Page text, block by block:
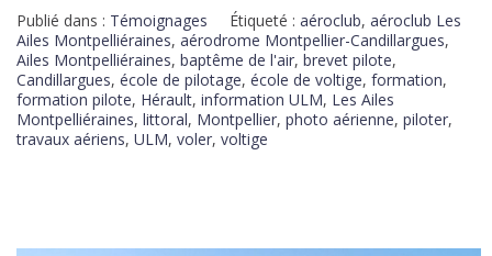
Publié dans : Témoignages Étiqueté : aéroclub, aéroclub Les
Ailes Montpelliéraines, aérodrome Montpellier-Candillargues,
Ailes Montpelliéraines, baptême de l'air, brevet pilote,
Candillargues, école de pilotage, école de voltige, formation,
formation pilote, Hérault, information ULM, Les Ailes
Montpelliéraines, littoral, Montpellier, photo aérienne, piloter,
travaux aériens, ULM, voler, voltige